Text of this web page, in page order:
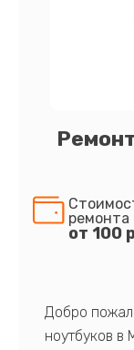
ремонта
от 100
Добро
ноутбуков в